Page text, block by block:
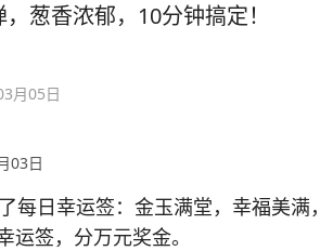
葱香浓郁，10分钟搞定！
月05日
03日
每日幸运签：金玉满堂，幸福美满
运签，分万元奖金。